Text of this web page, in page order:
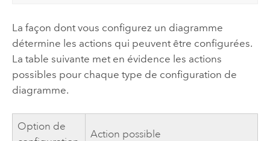
La façon dont vous configurez un diagramme
détermine les actions qui peuvent être configurées.
La table suivante met en évidence les actions
possibles pour chaque type de configuration de
diagramme.
Option de
Action possible